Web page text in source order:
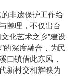
非遗保护工作给
整理，不仅出台
文化艺术之乡”建设
的深度融合，为民
口镇借此东风，
新村交相辉映为